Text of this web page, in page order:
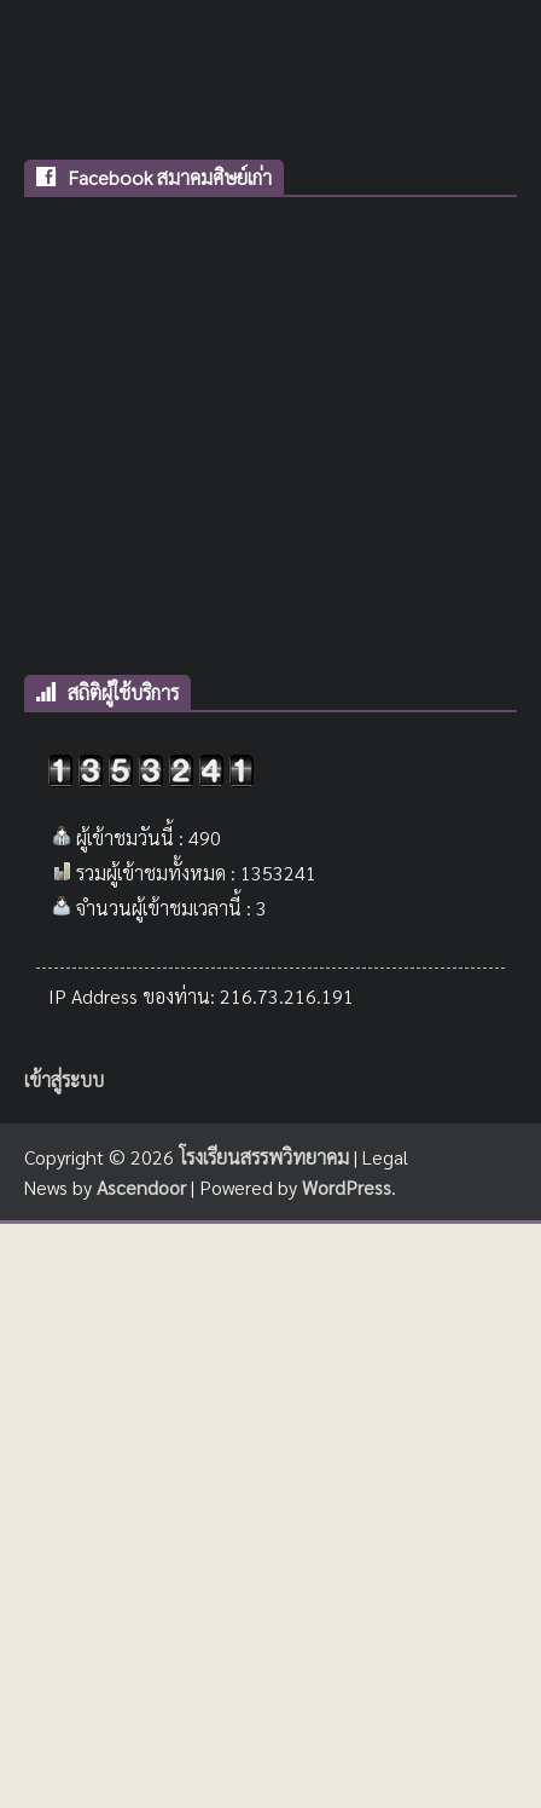
Facebook สมาคมศิษย์เก่า
สถิติผู้ใช้บริการ
ผู้เข้าชมวันนี้ : 490
รวมผู้เข้าชมทั้งหมด : 1353241
จำนวนผู้เข้าชมเวลานี้ : 3
IP Address ของท่าน: 216.73.216.191
เข้าสู่ระบบ
Copyright © 2026 โรงเรียนสรรพวิทยาคม| Legal
News byAscendoor| Powered byWordPress.